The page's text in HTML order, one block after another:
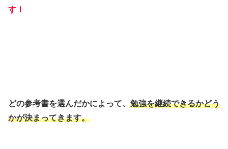
す！
どの参考書を選んだかによって、 勉強を継続できるかどう
かが決まってきます。